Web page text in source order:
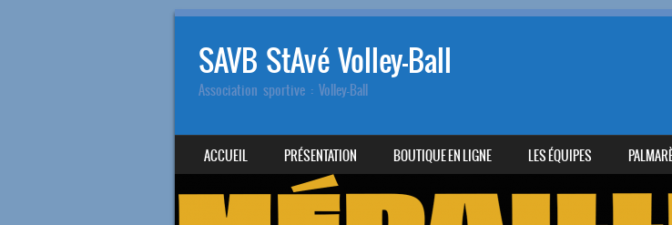
SAVB StAvé Volley-Ball
Association sportive : Volley-Ball
MENU
SKIP TO CONTENT
ACCUEIL PRÉSENTATION BOUTIQUE EN LIGNE LES ÉQUIPES